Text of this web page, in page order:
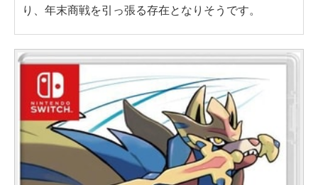
り、年末商戦を引っ張る存在となりそうです。